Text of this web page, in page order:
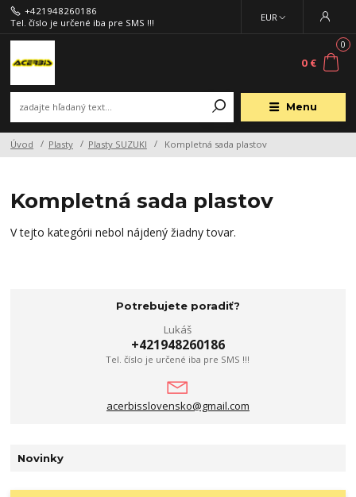
Menu
EUR
+421948260186
Tel. číslo je určené iba pre SMS !!!
0
0 €
Úvod Plasty Plasty SUZUKI Kompletná sada plastov
Kompletná sada plastov
V tejto kategórii nebol nájdený žiadny tovar.
Potrebujete poradiť?
Lukáš
+421948260186
Tel. číslo je určené iba pre SMS !!!
acerbisslovensko@gmail.com
Novinky